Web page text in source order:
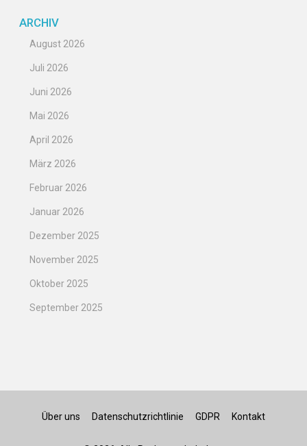
ARCHIV
August 2026
Juli 2026
Juni 2026
Mai 2026
April 2026
März 2026
Februar 2026
Januar 2026
Dezember 2025
November 2025
Oktober 2025
September 2025
Über uns Datenschutzrichtlinie GDPR Kontakt